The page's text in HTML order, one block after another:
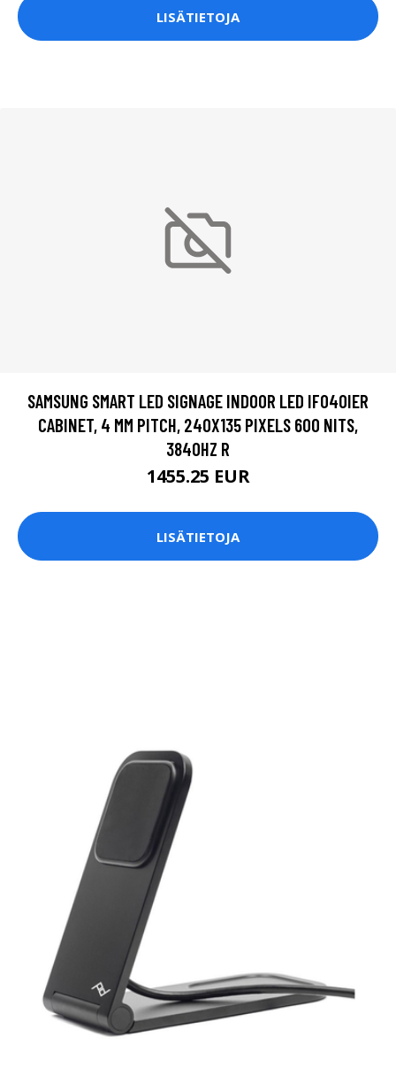
LISÄTIETOJA
SAMSUNG SMART LED SIGNAGE INDOOR LED IF040IER
CABINET, 4 MM PITCH, 240X135 PIXELS 600 NITS,
3840HZ R
1455.25 EUR
LISÄTIETOJA